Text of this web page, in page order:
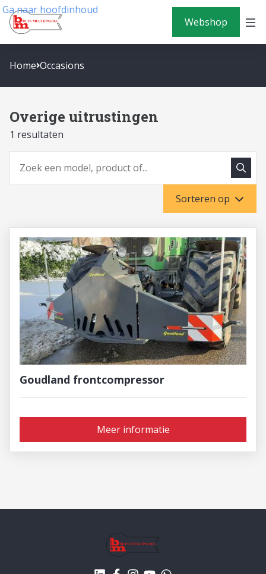
Ga naar hoofdinhoud
Webshop
Home Occasions
Overige uitrustingen
1 resultaten
Zoeken
Sorteren op
Goudland frontcompressor
Meer informatie